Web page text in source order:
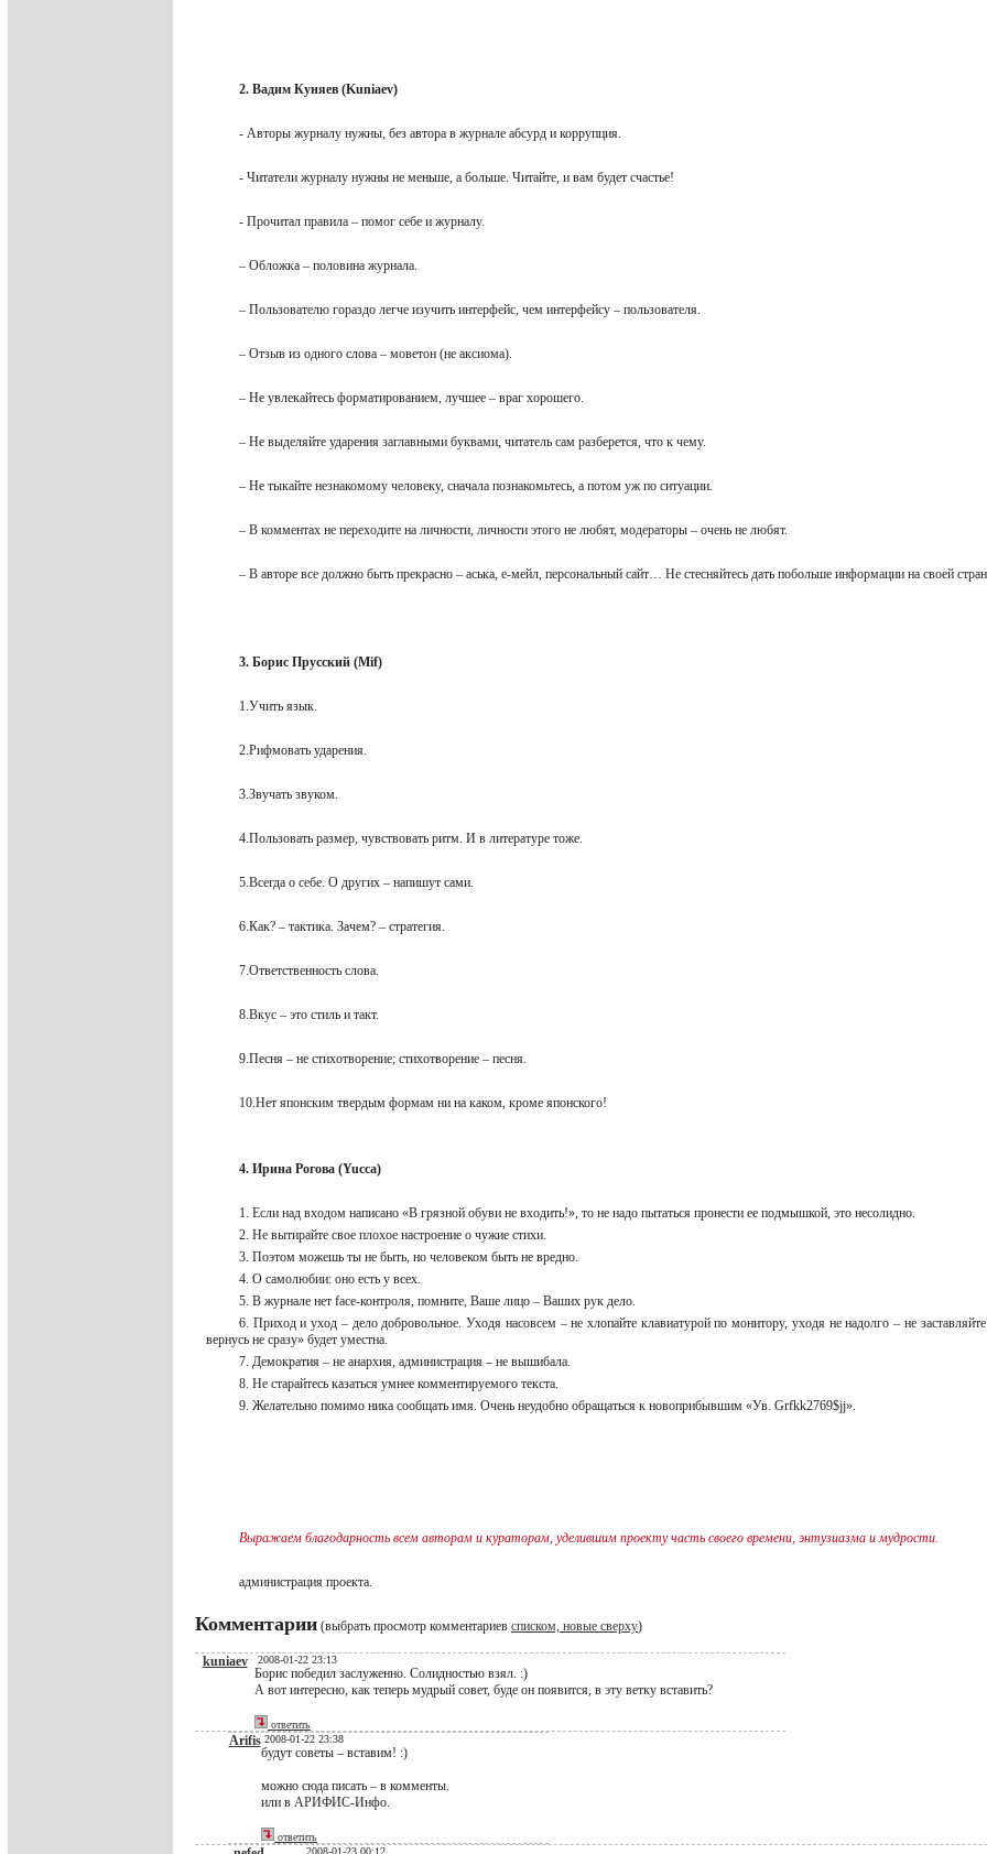
2. Вадим Куняев (Kuniaev)
- Авторы журналу нужны, без автора в журнале абсурд и коррупция.
- Читатели журналу нужны не меньше, а больше. Читайте, и вам будет счастье!
- Прочитал правила – помог себе и журналу.
– Обложка – половина журнала.
– Пользователю гораздо легче изучить интерфейс, чем интерфейсу – пользователя.
– Отзыв из одного слова – моветон (не аксиома).
– Не увлекайтесь форматированием, лучшее – враг хорошего.
– Не выделяйте ударения заглавными буквами, читатель сам разберется, что к чему.
– Не тыкайте незнакомому человеку, сначала познакомьтесь, а потом уж по ситуации.
– В комментах не переходите на личности, личности этого не любят, модераторы – очень не любят.
– В авторе все должно быть прекрасно – аська, е-мейл, персональный сайт… Не стесняйтесь дать побольше информации на своей
3. Борис Прусский (Mif)
1.Учить язык.
2.Рифмовать ударения.
3.Звучать звуком.
4.Пользовать размер, чувствовать ритм. И в литературе тоже.
5.Всегда о себе. О других – напишут сами.
6.Как? – тактика. Зачем? – стратегия.
7.Ответственность слова.
8.Вкус – это стиль и такт.
9.Песня – не стихотворение; стихотворение – песня.
10.Нет японским твердым формам ни на каком, кроме японского!
4. Ирина Рогова (Yucca)
1. Если над входом написано «В грязной обуви не входить!», то не надо пытаться пронести ее подмышкой, это несолидно.
2. Не вытирайте свое плохое настроение о чужие стихи.
3. Поэтом можешь ты не быть, но человеком быть не вредно.
4. О самолюбии: оно есть у всех.
5. В журнале нет face-контроля, помните, Ваше лицо – Ваших рук дело.
6. Приход и уход – дело добровольное. Уходя насовсем – не хлопайте клавиатурой по монитору, уходя не надолго – не
вернусь не сразу» будет уместна.
7. Демократия – не анархия, администрация – не вышибала.
8. Не старайтесь казаться умнее комментируемого текста.
9. Желательно помимо ника сообщать имя. Очень неудобно обращаться к новоприбывшим «Ув. Grfkk2769$jj».
Выражаем благодарность всем авторам и кураторам, уделившим проекту часть своего времени, энтузиазма и мудрости.
администрация проекта.
Комментарии (выбрать просмотр комментариев списком, новые сверху)
kuniaev 2008-01-22 23:13
Борис победил заслуженно. Солидностью взял. :)
А вот интересно, как теперь мудрый совет, буде он появится, в эту ветку вставить?
ответить
Arifis 2008-01-22 23:38
будут советы – вставим! :)
можно сюда писать – в комменты.
или в АРИФИС-Инфо.
ответить
2008-01-23 00:12